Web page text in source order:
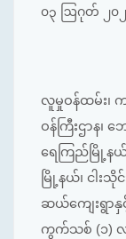
၀၃ ဩဂုတ် ၂၀
လူမှုဝန်ထမ်း၊
ဝန်ကြီးဌာန၊
ရေကြည်မြို့နယ်
မြို့နယ်၊ ငါးသို
ဆယ်ကျေးရွာ
ကွက်သစ် (၁) လ